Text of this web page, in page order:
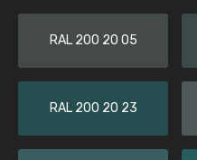
RAL 200 20 05
RAL 200 20 23